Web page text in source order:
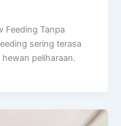
Feeding Tanpa
sering terasa
peliharaan.